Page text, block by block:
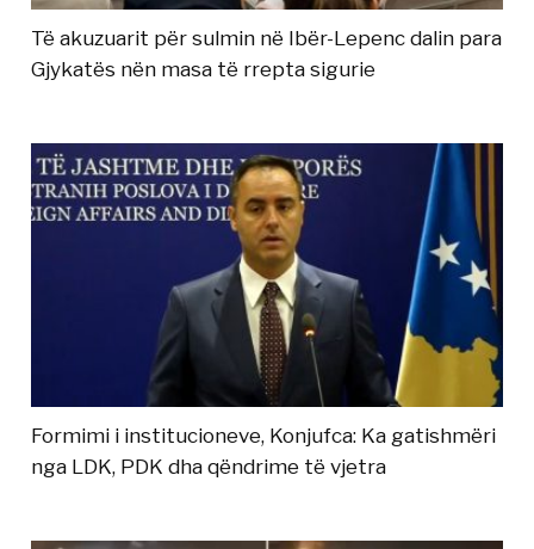
Të akuzuarit për sulmin në Ibër-Lepenc dalin para
Gjykatës nën masa të rrepta sigurie
Formimi i institucioneve, Konjufca: Ka gatishmëri
nga LDK, PDK dha qëndrime të vjetra